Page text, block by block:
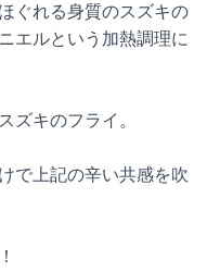
ぐれる身質のスズキの
エルという加熱調理に
ズキのフライ。
で上記の辛い共感を吹